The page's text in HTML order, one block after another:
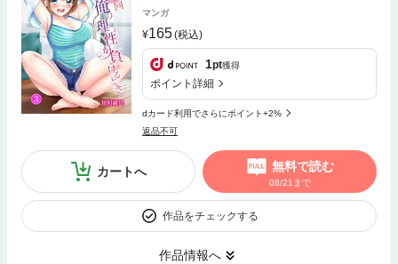
マンガ
165(税込)
1pt獲得
ポイント詳細
dカード利用でさらにポイント+2%
返品不可
カートへ 無料で読む
08/21まで
作品をチェックする
作品情報へ